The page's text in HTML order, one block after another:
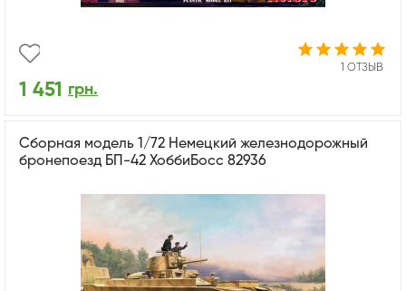
1 ОТЗЫВ
1 451 грн.
Сборная модель 1/72 Немецкий железнодорожный
бронепоезд БП-42 ХоббиБосс 82936